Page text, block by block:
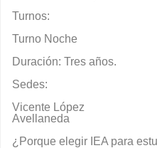
Turnos:
Turno Noche
Duración: Tres años.
Sedes:
Vicente López
Avellaneda
¿Porque elegir IEA para